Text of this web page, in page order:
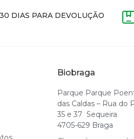
30 DIAS PARA DEVOLUÇÃO
Biobraga
Parque Parque
das Caldas – Rua do
35 e 37 Sequeira
4705-629 Braga